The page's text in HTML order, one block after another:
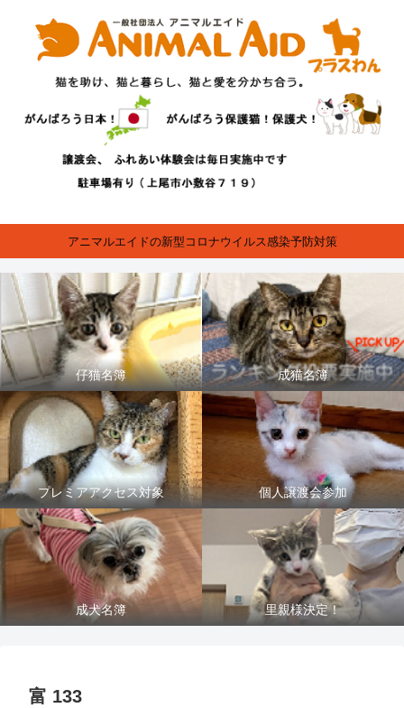
アニマルエイドの新型コロナウイルス感染予防対策
仔猫名簿 成猫名簿
プレミアアクセス対象 個人譲渡会参加
成犬名簿 里親様決定！
富 133